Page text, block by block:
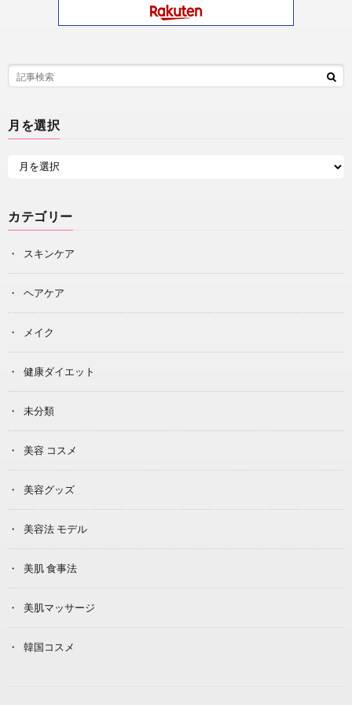
月を選択
カテゴリー
スキンケア
ヘアケア
メイク
健康ダイエット
未分類
美容 コスメ
美容グッズ
美容法 モデル
美肌 食事法
美肌マッサージ
韓国コスメ